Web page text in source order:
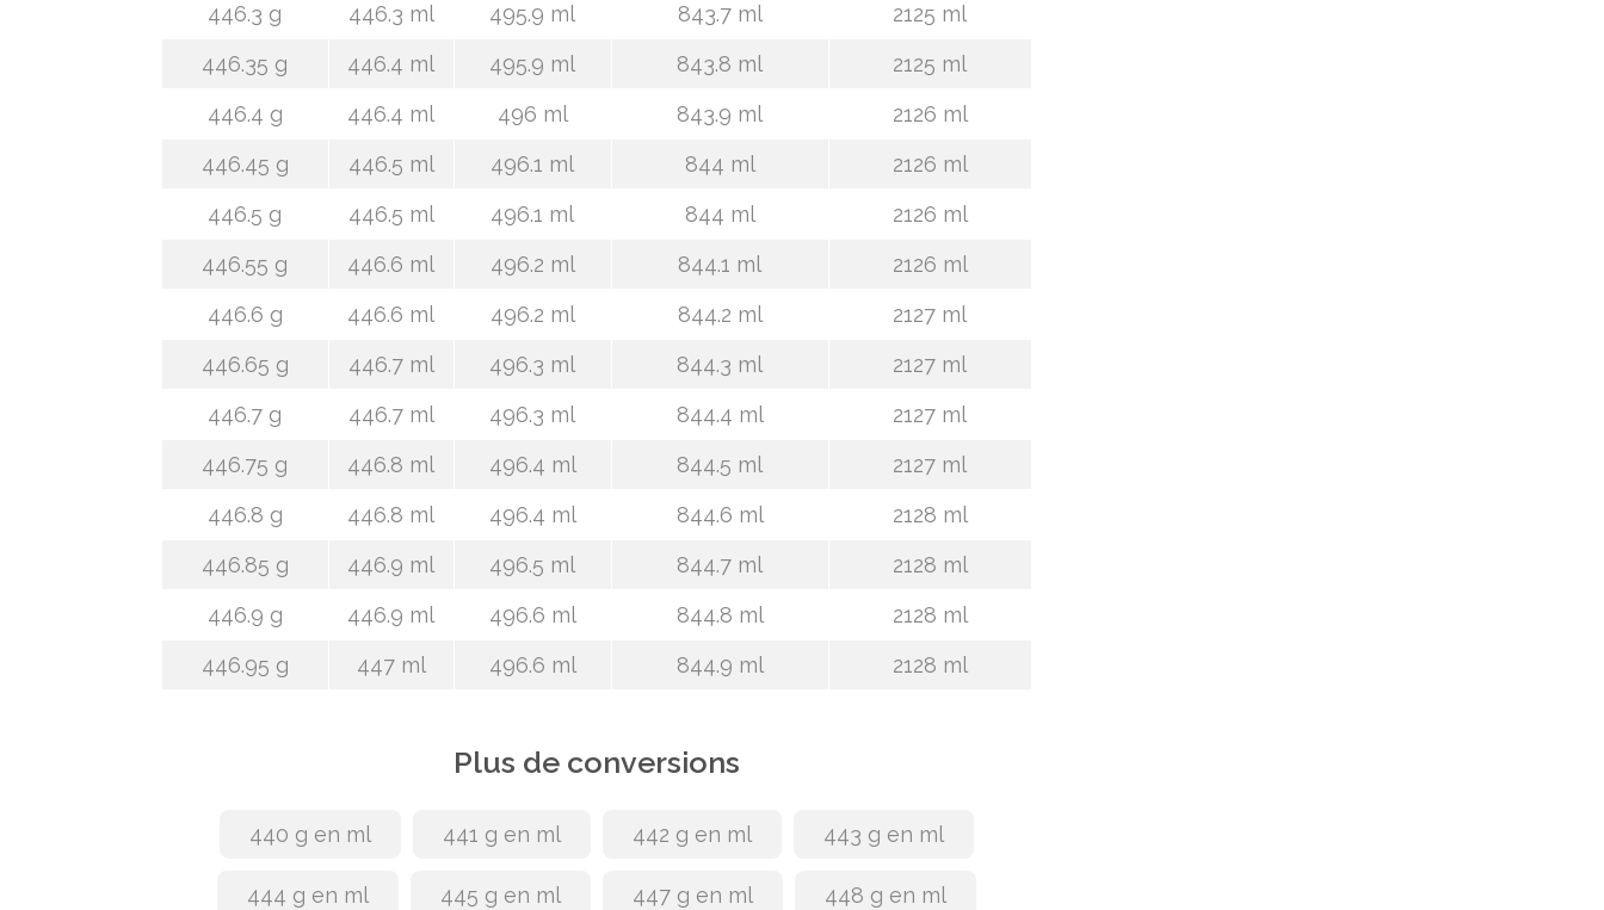
446.3 g
446.3 ml 495.9 ml 843.7 ml
2125 ml
446.35 g
446.4 ml 495.9 ml 843.8 ml
2125 ml
446.4 g
446.4 ml 496 ml 843.9 ml
2126 ml
446.45 g
446.5 ml 496.1 ml 844 ml
2126 ml
446.5 g
446.5 ml 496.1 ml 844 ml
2126 ml
446.55 g
446.6 ml 496.2 ml 844.1 ml
2126 ml
446.6 g
446.6 ml 496.2 ml 844.2 ml
2127 ml
446.65 g
446.7 ml 496.3 ml 844.3 ml
2127 ml
446.7 g
446.7 ml 496.3 ml 844.4 ml
2127 ml
446.75 g
446.8 ml 496.4 ml 844.5 ml
2127 ml
446.8 g
446.8 ml 496.4 ml 844.6 ml
2128 ml
446.85 g
446.9 ml 496.5 ml 844.7 ml
2128 ml
446.9 g
446.9 ml 496.6 ml 844.8 ml
2128 ml
446.95 g
447 ml 496.6 ml 844.9 ml 2128 ml
Plus de conversions
440 g en ml 441 g en ml 442 g en ml 443 g en ml
444 g en ml 445 g en ml 447 g en ml 448 g en ml